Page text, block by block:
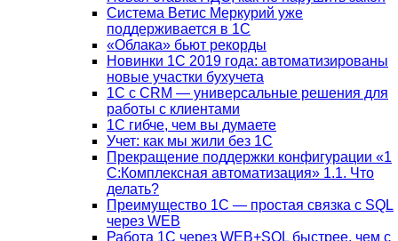
Система Ветис Меркурий уже
поддерживается в 1С
«Облака» бьют рекорды
Новинки 1С 2019 года: автоматизированы
новые участки бухучета
1С с CRM — универсальные решения для
работы с клиентами
1С гибче, чем вы думаете
Учет: как мы жили без 1С
Прекращение поддержки конфигурации «1
С:Комплексная автоматизация» 1.1. Что
делать?
Преимущество 1С — простая связка с SQL
через WEB
Работа 1С через WEB+SQL быстрее, чем с